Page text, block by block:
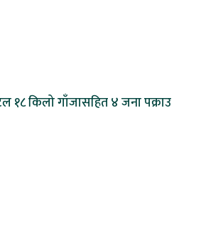
१८ किलो गाँजासहित ४ जना पक्राउ